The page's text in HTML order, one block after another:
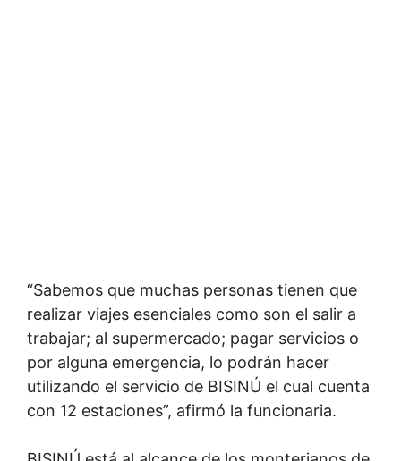
“Sabemos que muchas personas tienen que
realizar viajes esenciales como son el salir a
trabajar; al supermercado; pagar servicios o
por alguna emergencia, lo podrán hacer
utilizando el servicio de BISINÚ el cual cuenta
con 12 estaciones”, afirmó la funcionaria.